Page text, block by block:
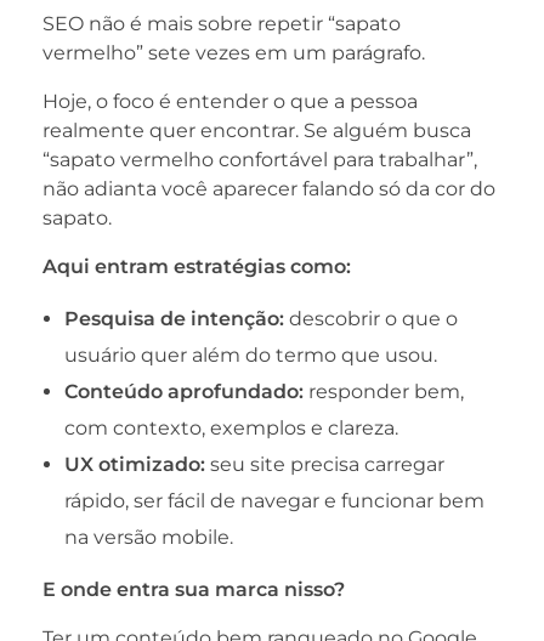
SEO não é mais sobre repetir “sapato
vermelho” sete vezes em um parágrafo.
Hoje, o foco é entender o que a pessoa
realmente quer encontrar. Se alguém busca
“sapato vermelho confortável para trabalhar”,
não adianta você aparecer falando só da cor do
sapato.
Aqui entram estratégias como:
Pesquisa de intenção: descobrir o que o
usuário quer além do termo que usou.
Conteúdo aprofundado: responder bem,
com contexto, exemplos e clareza.
UX otimizado:seu site precisa carregar
rápido, ser fácil de navegar e funcionar bem
na versão mobile.
E onde entra sua marca nisso?